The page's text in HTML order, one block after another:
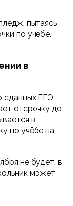
пытаясь
по учёбе.
в
сданных ЕГЭ
отсрочку до
в
по учёбе на
не будет, в
может